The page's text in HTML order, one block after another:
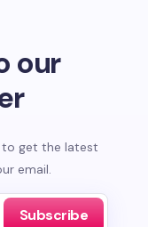
our
to get the latest
email.
Subscribe